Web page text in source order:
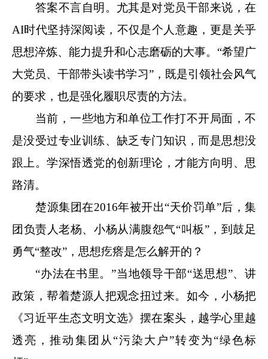
答案不言自明。尤其是对党员干部来说，在
AI时代坚持深阅读，不仅是个人意趣，更是关乎
思想淬炼、能力提升和心志磨砺的大事。“希望广
大党员、干部带头读书学习”，既是引领社会风气
的要求，也是强化履职尽责的方法。
当前，一些地方和单位工作打不开局面，不
是没受过专业训练、缺乏专门知识，而是思想没
跟上。学深悟透党的创新理论，才能方向明、思
路清。
楚源集团在2016年被开出“天价罚单”后，集
团负责人老杨、小杨从满腹怨气“叫板”，到鼓足
勇气“整改”，思想疙瘩是怎么解开的？
“办法在书里。”当地领导干部“送思想”、讲
政策，帮着楚源人把观念扭过来。如今，小杨把
《习近平生态文明文选》摆在案头，越学心里越
透亮，推动集团从“污染大户”转变为“绿色标